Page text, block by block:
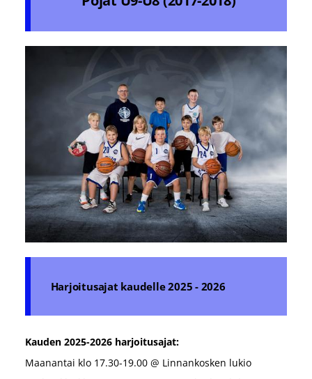
Harjoitusajat kaudelle 2025 - 2026
Kauden 2025-2026 harjoitusajat:
Maanantai klo 17.30-19.00 @ Linnankosken lukio